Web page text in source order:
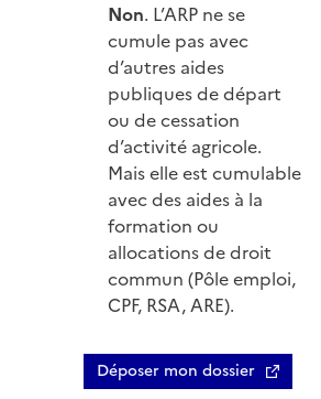
Non. L’ARP ne se
cumule pas avec
d’autres aides
publiques de départ
ou de cessation
d’activité agricole.
Mais elle est cumulable
avec des aides à la
formation ou
allocations de droit
commun (Pôle emploi,
CPF, RSA, ARE).
Déposer mon dossier